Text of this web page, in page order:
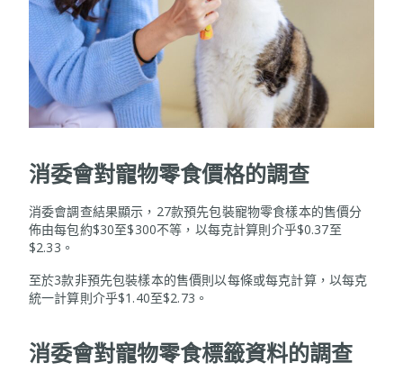
消委會對寵物零食價格的調查
消委會調查結果顯示，27款預先包裝寵物零食樣本的售價分
佈由每包約$30至$300不等，以每克計算則介乎$0.37至
$2.33。
至於3款非預先包裝樣本的售價則以每條或每克計算，以每克
統一計算則介乎$1.40至$2.73。
消委會對寵物零食標籤資料的調查